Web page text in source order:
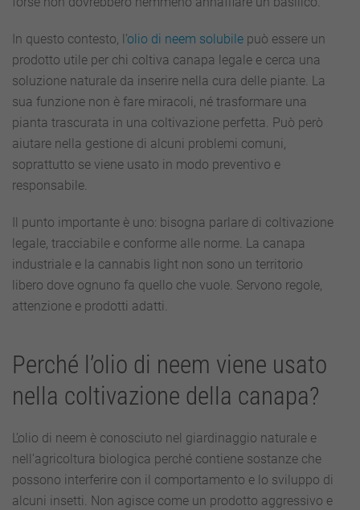
In questo contesto, l’olio di neem solubile può essere un
prodotto utile per chi coltiva canapa legale e cerca una
soluzione naturale da inserire nella cura delle piante. La
sua funzione non è fare miracoli, né trasformare una
pianta trascurata in una coltivazione perfetta. Può però
aiutare nella gestione di alcuni problemi comuni,
soprattutto se viene usato in modo preventivo e
responsabile.
Il punto importante è uno: bisogna parlare di coltivazione
legale, tracciabile e conforme alle norme. La canapa
industriale e la cannabis light non sono un territorio
libero dove ognuno fa quello che vuole. Servono regole,
attenzione e prodotti adatti.
Perché l’olio di neem viene usato
nella coltivazione della canapa?
L’olio di neem è conosciuto nel giardinaggio naturale e
nell’agricoltura biologica perché contiene sostanze che
possono interferire con il comportamento e lo sviluppo di
alcuni insetti. Non agisce come un prodotto aggressivo e